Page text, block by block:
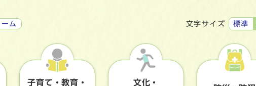
ーム 文字サイズ 標準
子育て・教育・
文化・